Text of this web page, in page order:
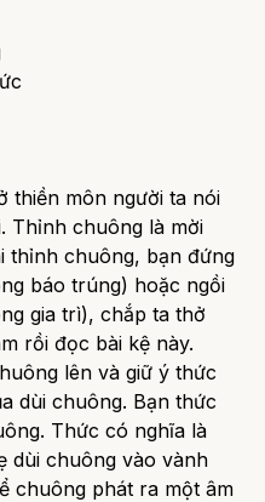
/ Tiếng Bồ Đào Nha
ทย / Tiếng Thái
thiền môn người ta nói
Thỉnh chuông là mời
thỉnh chuông, bạn đứng
báo trúng) hoặc ngồi
gia trì), chắp ta thở
rồi đọc bài kệ này.
lên và giữ ý thức
dùi chuông. Bạn thức
Thức có nghĩa là
dùi chuông vào vành
chuông phát ra một âm